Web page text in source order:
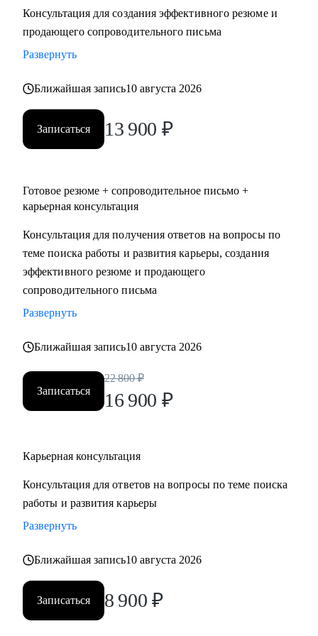
• Два высших образования - Менеджмент и Стратегическое
управление персоналом. Дополнительное образование в
сфере коучинга и карьерного консультирования.
С чем помогу:
• Нет приглашений на интервью - разберем, почему рынок
не видит вашу ценность, и исправим.
• Не знаете, как выгодно представить опыт - соберем
• Перерыв в работе, разнородный бэкграунд (нелинейный
которая закроет вопросы нанимающей стороны.
• Карьерный переход или выход на новый уровень дохода -
выстроим стратегию с конкретными шагами.
• Готовитесь к важному интервью - отработаем ответы и
подсветим сильные стороны.
тренды и ваше позиционирование.
плыть по течению, но не знаете с чего начать ;)
глубокой экспертизы и использования в работе различных
Консультация для создания эффективного резюме и
продающего сопроводительного письма
Развернуть
Ближайшая запись10 августа 2026
Записаться 13 900 ₽
Готовое резюме + сопроводительное письмо +
карьерная консультация
Консультация для получения ответов на вопросы по
теме поиска работы и развития карьеры, создания
эффективного резюме и продающего
сопроводительного письма
Развернуть
Ближайшая запись10 августа 2026
Записаться
22 800 ₽
16 900 ₽
Карьерная консультация
Консультация для ответов на вопросы по теме поиска
работы и развития карьеры
Развернуть
Ближайшая запись10 августа 2026
Записаться 8 900 ₽